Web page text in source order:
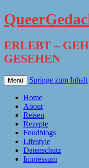
ERLEBT –
GESEHEN
Menü Springe zum Inhalt
Home
About
Reisen
Rezepte
Foodblogs
Lifestyle
Datenschutz
Impressum